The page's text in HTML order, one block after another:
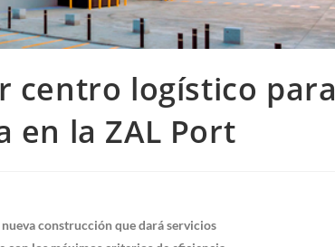
centro logístico para
en la ZAL Port
construcción que dará servicios